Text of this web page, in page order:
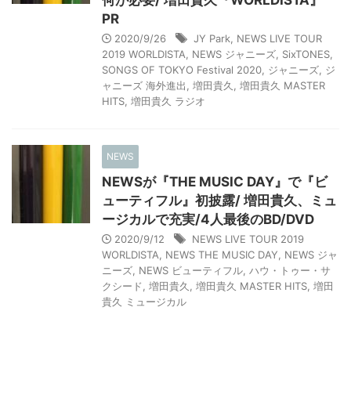
PR
2020/9/26 JY Park
NEWS LIVE TOUR
2019 WORLDISTA
NEWS ジャニーズ SixTONES
SONGS OF TOKYO Festival 2020 ジャニーズ ジ
ャニーズ 海外進出
増田貴久
増田貴久 MASTER
HITS 増田貴久 ラジオ
NEWS
NEWSが『THE MUSIC DAY』で『ビ
ューティフル』初披露/ 増田貴久、ミュ
ージカルで充実/4人最後のBD/DVD
2020/9/12
NEWS LIVE TOUR 2019
WORLDISTA
NEWS THE MUSIC DAY
NEWS ジャ
ニーズ NEWS ビューティフル ハウ・トゥー・サ
クシード
増田貴久 増田貴久 MASTER HITS 増田
貴久 ミュージカル